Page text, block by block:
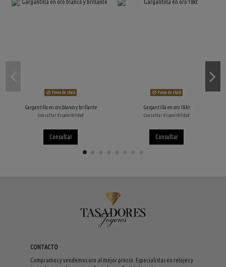
Fuera de stock
Gargantilla en oro blanco y brillante
Consultar disponibilidad
Consultar
Fuera de stock
Gargantilla en oro 18kt
Consultar disponibilidad
Consultar
CONTACTO
Compramos y vendemos oro al mejor precio. Especialistas en relojes y